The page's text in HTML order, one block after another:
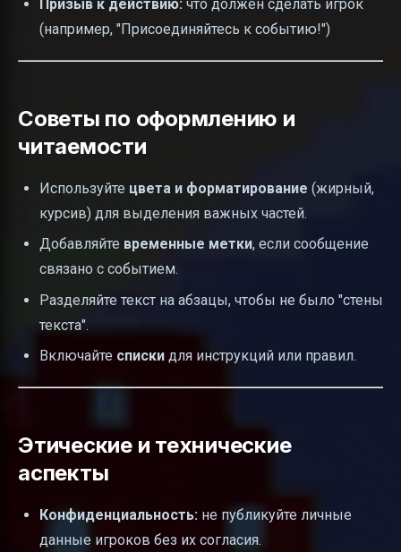
Призыв к действию: что должен сделать игрок
(например, "Присоединяйтесь к событию!")
Советы по оформлению и
читаемости
Используйте цвета и форматирование (жирный,
курсив) для выделения важных частей.
Добавляйте временные метки, если сообщение
связано с событием.
Разделяйте текст на абзацы, чтобы не было "стены
текста".
Включайте списки для инструкций или правил.
Этические и технические
аспекты
Конфиденциальность: не публикуйте личные
данные игроков без их согласия.